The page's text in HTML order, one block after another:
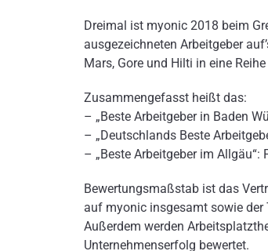
Dreimal ist myonic 2018 beim
ausgezeichneten Arbeitgeber
Mars, Gore und Hilti in eine
Zusammengefasst heißt das:
– „Beste Arbeitgeber in Baden
– „Deutschlands Beste
– „Beste Arbeitgeber im
Bewertungsmaßstab ist das
auf myonic insgesamt sowie
Außerdem werden
Unternehmenserfolg bewertet.